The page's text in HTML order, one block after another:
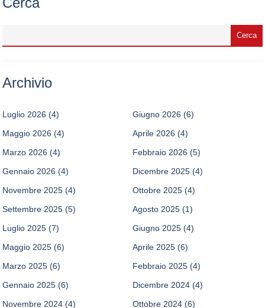
Archivio
Luglio 2026 (4) Giugno 2026 (6)
Maggio 2026 (4) Aprile 2026 (4)
Marzo 2026 (4) Febbraio 2026 (5)
Gennaio 2026 (4) Dicembre 2025 (4)
Novembre 2025 (4) Ottobre 2025 (4)
Settembre 2025 (5) Agosto 2025 (1)
Luglio 2025 (7) Giugno 2025 (4)
Maggio 2025 (6) Aprile 2025 (6)
Marzo 2025 (6) Febbraio 2025 (4)
Gennaio 2025 (6) Dicembre 2024 (4)
Novembre 2024 (4) Ottobre 2024 (6)